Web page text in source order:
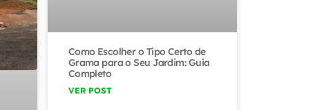
Como Escolher o Tipo Certo de
Grama para o Seu Jardim: Guia
Completo
VER POST